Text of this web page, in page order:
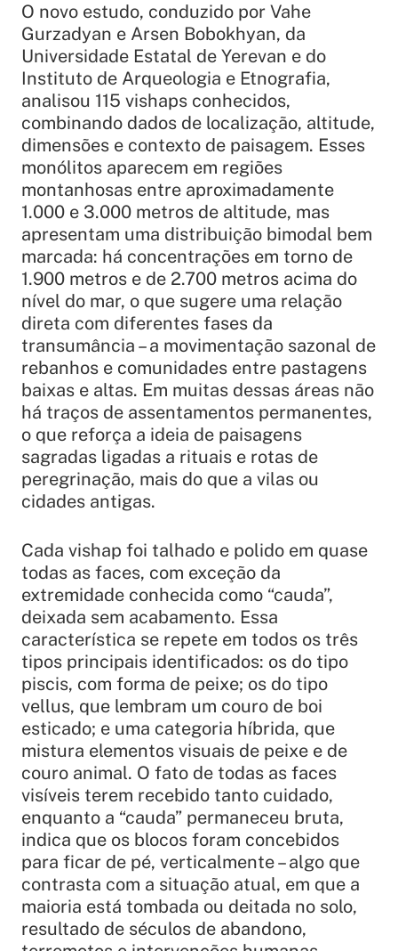
O novo estudo, conduzido por Vahe
Gurzadyan e Arsen Bobokhyan, da
Universidade Estatal de Yerevan e do
Instituto de Arqueologia e Etnografia,
analisou 115 vishaps conhecidos,
combinando dados de localização, altitude,
dimensões e contexto de paisagem. Esses
monólitos aparecem em regiões
montanhosas entre aproximadamente
1.000 e 3.000 metros de altitude, mas
apresentam uma distribuição bimodal bem
marcada: há concentrações em torno de
1.900 metros e de 2.700 metros acima do
nível do mar, o que sugere uma relação
direta com diferentes fases da
transumância – a movimentação sazonal de
rebanhos e comunidades entre pastagens
baixas e altas. Em muitas dessas áreas não
há traços de assentamentos permanentes,
o que reforça a ideia de paisagens
sagradas ligadas a rituais e rotas de
peregrinação, mais do que a vilas ou
cidades antigas.
Cada vishap foi talhado e polido em quase
todas as faces, com exceção da
extremidade conhecida como “cauda”,
deixada sem acabamento. Essa
característica se repete em todos os três
tipos principais identificados: os do tipo
piscis, com forma de peixe; os do tipo
vellus, que lembram um couro de boi
esticado; e uma categoria híbrida, que
mistura elementos visuais de peixe e de
couro animal. O fato de todas as faces
visíveis terem recebido tanto cuidado,
enquanto a “cauda” permaneceu bruta,
indica que os blocos foram concebidos
para ficar de pé, verticalmente – algo que
contrasta com a situação atual, em que a
maioria está tombada ou deitada no solo,
resultado de séculos de abandono,